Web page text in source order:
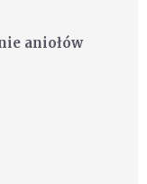
aniołów